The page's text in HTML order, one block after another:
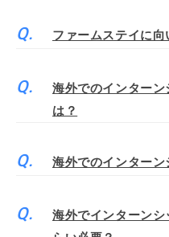
ファームステイに
海外でのインター
は？
海外でのインター
海外でインターンシ